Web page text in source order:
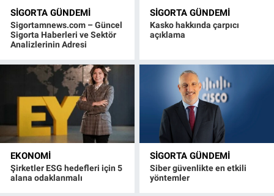
SIGORTA GÜNDEMI
Sigortamnews.com – Güncel
Sigorta Haberleri ve Sektör
Analizlerinin Adresi
SIGORTA GÜNDEMI
Kasko hakkında çarpıcı
açıklama
EKONOMI
Şirketler ESG hedefleri için 5
alana odaklanmalı
SIGORTA GÜNDEMI
Siber güvenlikte en etkili
yöntemler